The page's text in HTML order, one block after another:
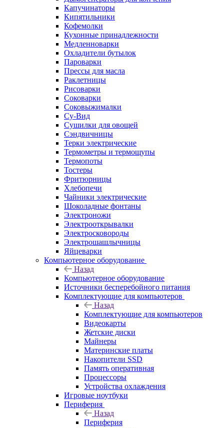
Капучинаторы
Кипятильники
Кофемолки
Кухонные принадлежности
Медленноварки
Охладители бутылок
Пароварки
Прессы для масла
Раклетницы
Рисоварки
Соковарки
Соковыжималки
Су-Вид
Сушилки для овощей
Сэндвичницы
Терки электрические
Термометры и термощупы
Термопоты
Тостеры
Фритюрницы
Хлебопечи
Чайники электрические
Шоколадные фонтаны
Электроножи
Электрооткрывалки
Электросковороды
Электрошашлычницы
Яйцеварки
Компьютерное оборудование
Назад
Компьютерное оборудование
Источники бесперебойного питания
Комплектующие для компьютеров
Назад
Комплектующие для компьютеров
Видеокарты
Жетские диски
Майнеры
Материнские платы
Накопители SSD
Память оперативная
Процессоры
Устройства охлаждения
Игровые ноутбуки
Периферия
Назад
Периферия